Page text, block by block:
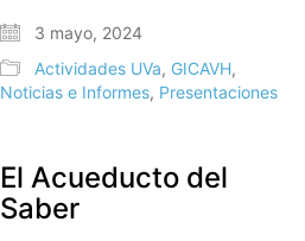
3 mayo, 2024
Actividades UVa, GICAVH,
Noticias e Informes, Presentaciones
El Acueducto del
Saber